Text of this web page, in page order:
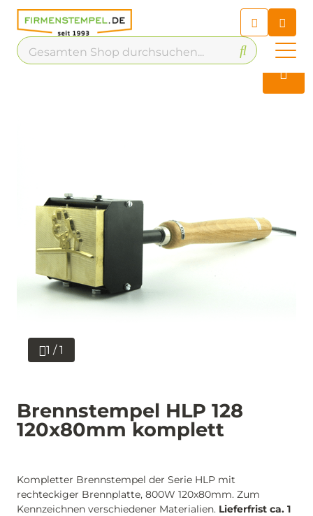
Chatbot
Chatten Sie 24/7 mit unserem
hilfreichen Chatbot
Kontakt
1 / 1
Brennstempel HLP 128
120x80mm komplett
Kompletter Brennstempel der Serie HLP mit
rechteckiger Brennplatte, 800W 120x80mm. Zum
Kennzeichnen verschiedener Materialien. Lieferfrist ca. 1